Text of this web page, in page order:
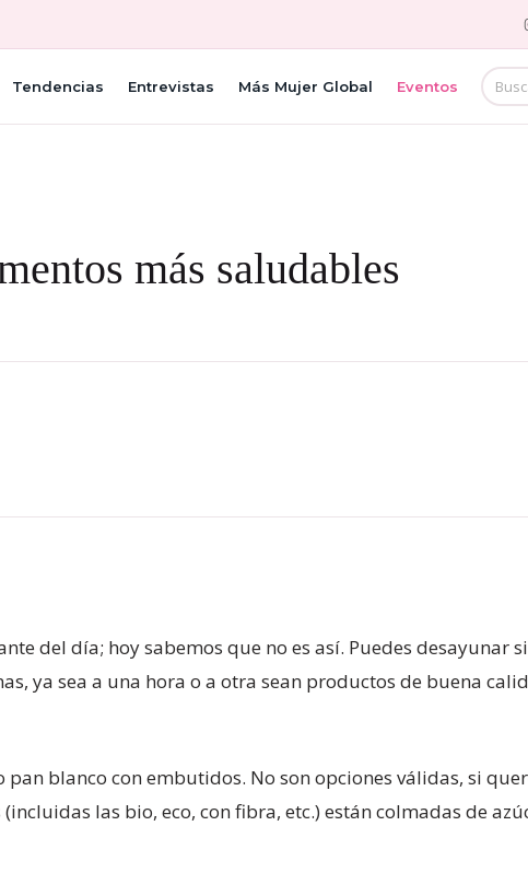
Tendencias Entrevistas Más Mujer Global Eventos
más saludables
del día; hoy sabemos que no es así. Puedes desayunar
ya sea a una hora o a otra sean productos de buena
blanco con embutidos. No son opciones válidas, si
las bio, eco, con fibra, etc.) están colmadas de